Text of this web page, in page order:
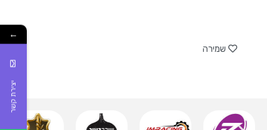
שמירה
←
יצירת קשר